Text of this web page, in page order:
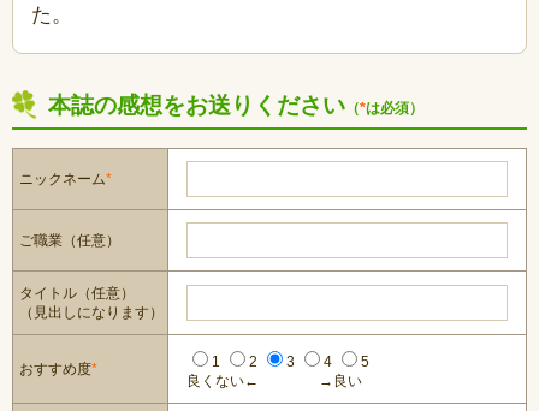
た。
本誌の感想をお送りください （*は必須）
ニックネーム*
ご職業（任意）
タイトル（任意）
（見出しになります）
おすすめ度* 1 2 3 4
5
良くない←
→良い